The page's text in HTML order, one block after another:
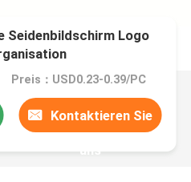
Seidenbildschirm Logo
Preis：USD0.23-0.39/PC
Kontaktieren Sie
uns